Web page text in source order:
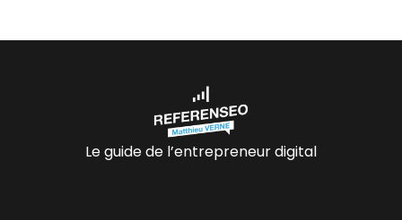
Le guide de l’entrepreneur digital